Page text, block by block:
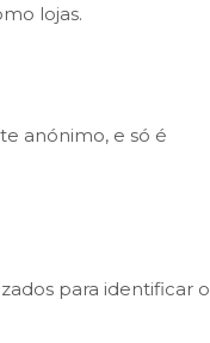
lojas.
anónimo, e só é
para identificar o